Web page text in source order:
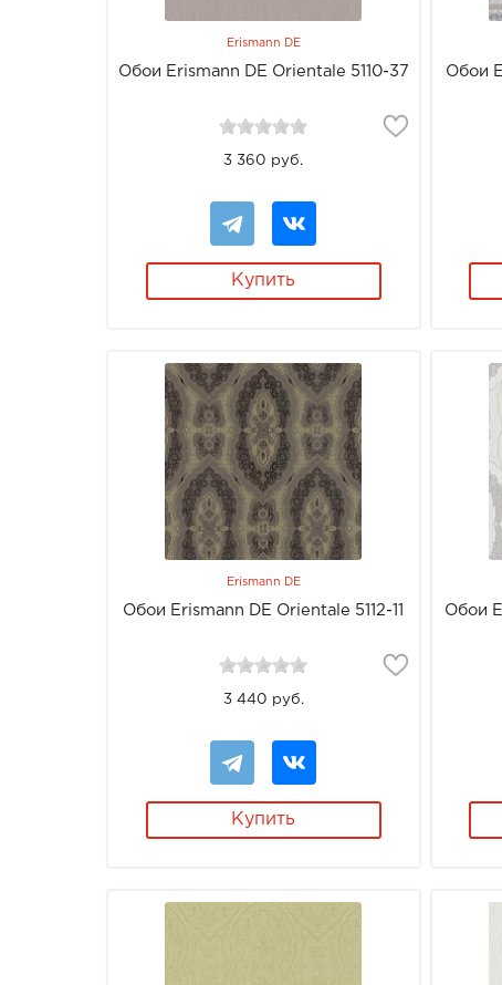
Erismann DE
Обои Erismann DE Orientale 5110-37
3 360 руб.
Купить
Обои
Erismann DE
Обои Erismann DE Orientale 5112-11
3 440 руб.
Купить
Обои